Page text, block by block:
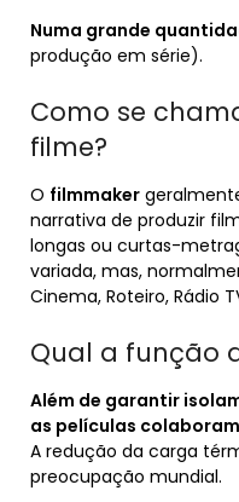
Numa grande
produção em série).
Como se
filme?
O filmmaker
narrativa de produzir
longas ou curtas-
variada, mas,
Cinema, Roteiro, Rádio
Qual a função
Além de garantir
as películas
A redução da carga
preocupação mundial.